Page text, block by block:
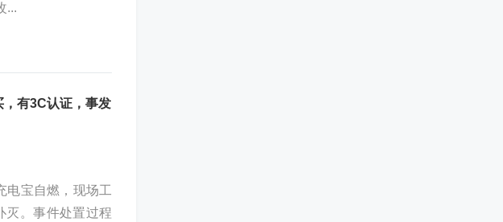
...
，有3C认证，事发
电宝自燃，现场工
灭。事件处置过程